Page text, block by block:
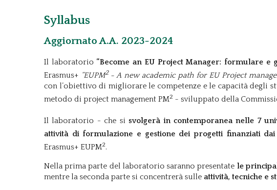
Syllabus
Aggiornato A.A. 2023-2024
Il laboratorio “Become an EU Project Manager: formulare
Erasmus+ “EUPM2 -A new academic path for EU Project
con l’obiettivo di migliorare le competenze e le capacità degli
metodo di project management PM2 - sviluppato della
Il laboratorio - che si svolgerà in contemporanea nelle 7
attività di formulazione e gestione dei progetti finanziati
Erasmus+ EUPM2.
Nella prima parte del laboratorio saranno presentate le
mentre la seconda parte si concentrerà sulle attività, tecniche e